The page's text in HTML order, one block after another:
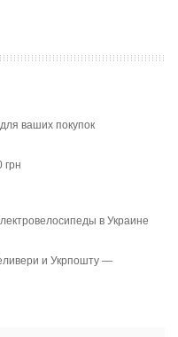
ваших покупок
грн
в Украине
и Укрпошту —